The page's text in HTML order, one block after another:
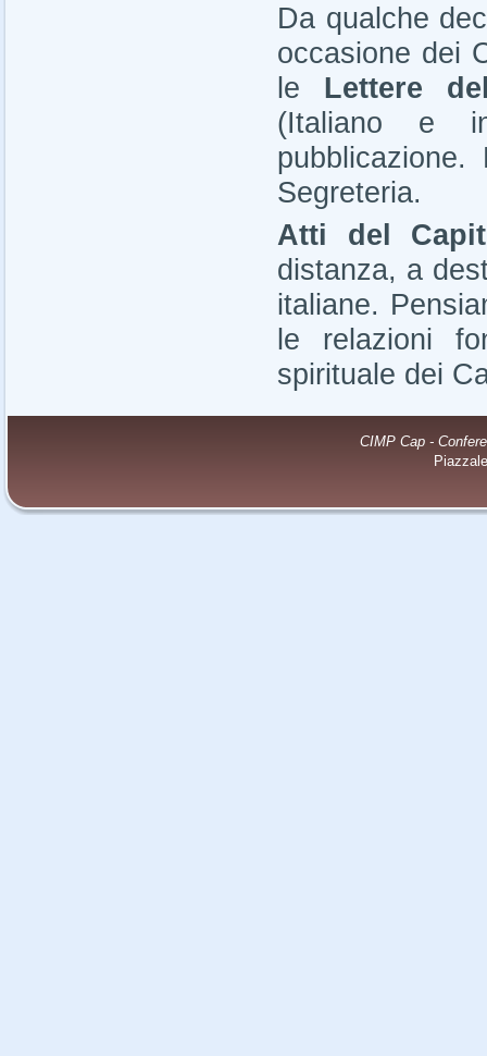
Da qualche
occasione dei
le Lettere
(Italiano e
Segreteria.
Atti del
distanza, a
italiane.
le relazioni
spirituale dei
CIMP Cap -